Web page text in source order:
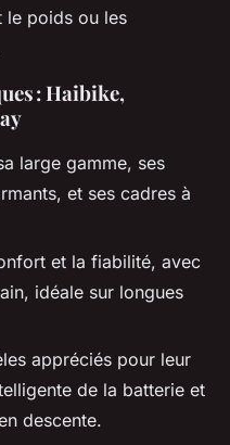
le poids ou les
: Haibike,
large gamme, ses
et ses cadres à
et la fiabilité, avec
idéale sur longues
appréciés pour leur
de la batterie et
descente.